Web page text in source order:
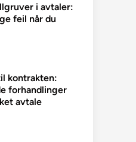
i avtaler:
feil når du
kontrakten:
forhandlinger
avtale